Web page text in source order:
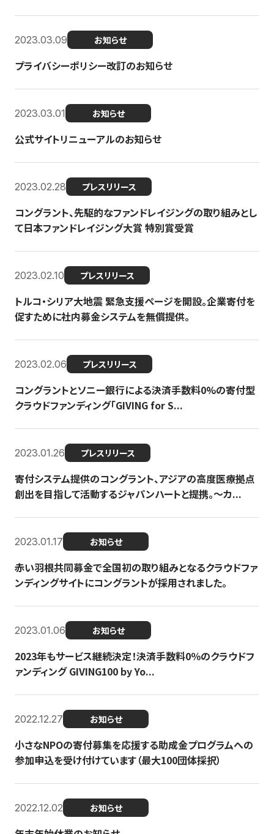
2023.03.09 お知らせ
プライバシーポリシー改訂のお知らせ
2023.03.01 お知らせ
公式サイトリニューアルのお知らせ
2023.02.28 プレスリリース
コングラント、先駆的なファンドレイジングの取り組みとし
て日本ファンドレイジング大賞 特別賞受賞
2023.02.10 プレスリリース
トルコ・シリア大地震 緊急支援ページを開設。企業寄付を
促すために社内募金システムを無償提供。
2023.02.06 プレスリリース
コングラントとソニー銀行による決済手数料0%の寄付型
クラウドファンディング「GIVING for S...
2023.01.26 プレスリリース
寄付システム提供のコングラント、アジアの高度医療拠点
創出を目指して活動するジャパンハートと提携。〜カ...
2023.01.17 お知らせ
赤い羽根共同募金で全国初の取り組みとなるクラウドファ
ンディングサイトにコングラントが採用されました。
2023.01.06 お知らせ
2023年もサービス継続決定！決済手数料0％のクラウドフ
ァンディング GIVING100 by Yo...
2022.12.27 お知らせ
小さなNPOの寄付募集を応援する助成金プログラムへの
参加申込を受け付けています（最大100団体採択）
2022.12.02 お知らせ